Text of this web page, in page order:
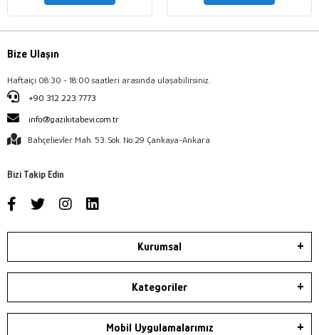
Bize Ulaşın
Haftaiçi 08:30 - 18:00 saatleri arasında ulaşabilirsiniz.
+90 312 223 7773
info@gazikitabevi.com.tr
Bahçelievler Mah. 53. Sok. No:29 Çankaya-Ankara
Bizi Takip Edin
Kurumsal
Kategoriler
Mobil Uygulamalarımız